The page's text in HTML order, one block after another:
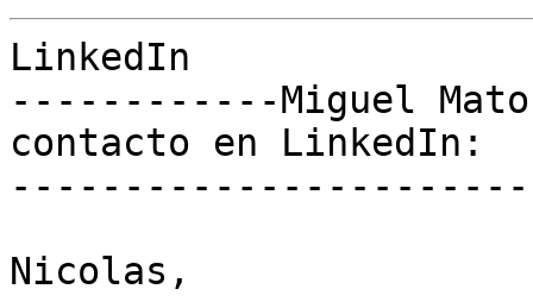
LinkedIn
------------Miguel
contacto en LinkedIn:
Nicolas,